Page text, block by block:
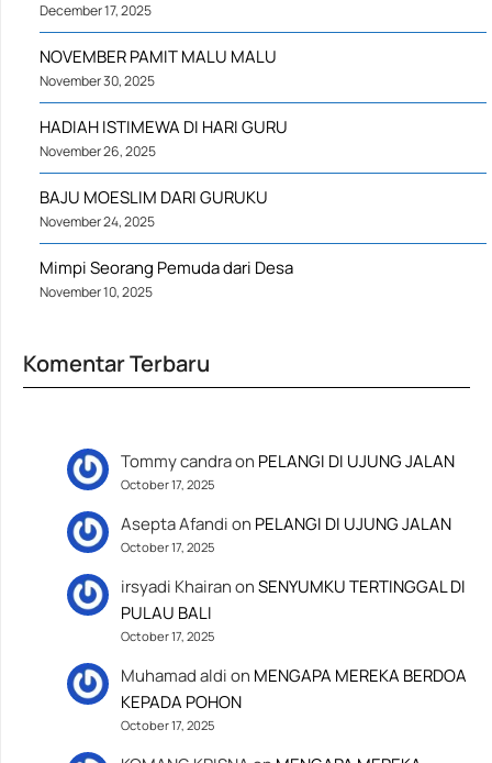
December 17, 2025
NOVEMBER PAMIT MALU MALU
November 30, 2025
HADIAH ISTIMEWA DI HARI GURU
November 26, 2025
BAJU MOESLIM DARI GURUKU
November 24, 2025
Mimpi Seorang Pemuda dari Desa
November 10, 2025
Komentar Terbaru
Tommy candraon PELANGI DI UJUNG JALAN
October 17, 2025
Asepta Afandion PELANGI DI UJUNG JALAN
October 17, 2025
irsyadi KhairanonSENYUMKU TERTINGGAL DI
PULAU BALI
October 17, 2025
Muhamad aldion MENGAPA MEREKA BERDOA
KEPADA POHON
October 17, 2025